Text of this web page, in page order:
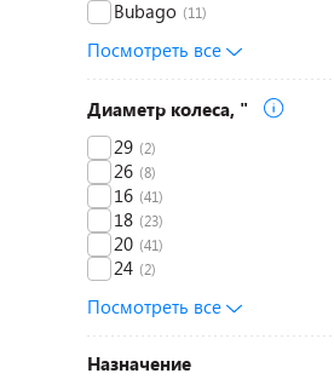
Bubago (11)
Посмотреть все
Диаметр колеса, "
29 (2)
26 (8)
16 (41)
18 (23)
20 (41)
24 (2)
Посмотреть все
Назначение